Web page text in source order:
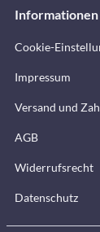
Informationen
Cookie-
Impressum
Versand und
AGB
Widerrufsrecht
Datenschutz